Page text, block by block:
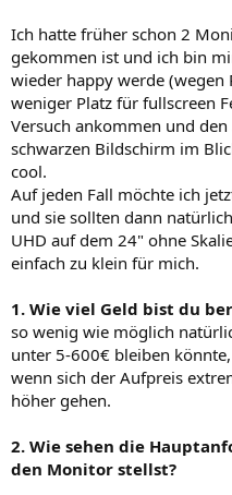
Ich hatte früher schon 2
gekommen ist und ich bin
wieder happy werde (wegen
weniger Platz für fullscreen
Versuch ankommen und
schwarzen Bildschirm im
cool.
Auf jeden Fall möchte ich
und sie sollten dann
UHD auf dem 24" ohne
einfach zu klein für mich.
1. Wie viel Geld bist du
so wenig wie möglich
unter 5-600€ bleiben
wenn sich der Aufpreis
höher gehen.
2. Wie sehen die
den Monitor stellst?